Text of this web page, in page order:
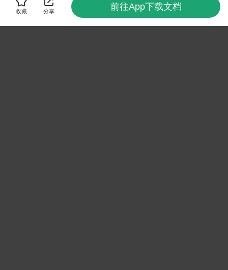
收藏 分享 前往App下载文档